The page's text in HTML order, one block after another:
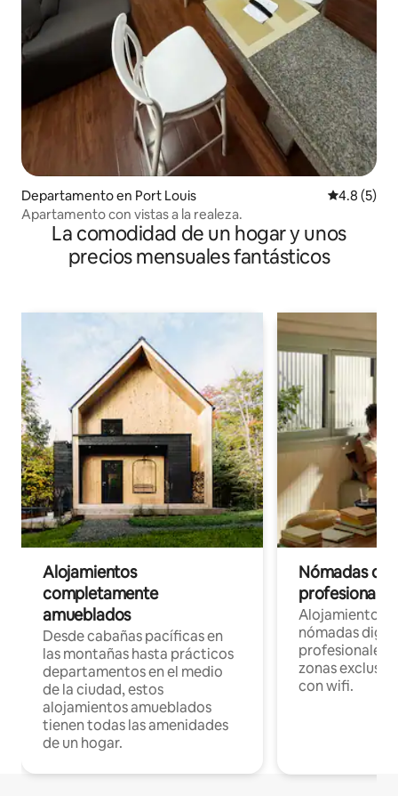
Departamento en Port Louis
4.8 (5)
Apartamento con vistas a la realeza.
La comodidad de un hogar y unos
precios mensuales fantásticos
Alojamientos
completamente
amueblados
Desde cabañas pacíficas en
las montañas hasta prácticos
departamentos en el medio
de la ciudad, estos
alojamientos amueblados
tienen todas las amenidades
de un hogar.
Nómadas
Alojamientos
nómadas
profesionales
zonas
con wifi.